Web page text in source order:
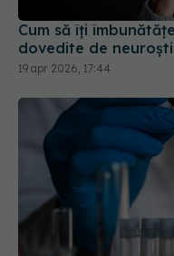
Testul de sânge
Alzheimer cu ani